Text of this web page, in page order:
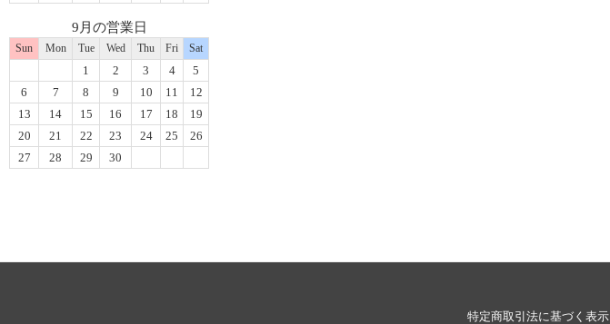
9月の営業日
Sun Mon Tue Wed Thu Fri Sat
1 2 3 4
5
6
7 8 9 10 11
12
13
14 15 16 17 18
19
20
21 22 23 24 25
26
27
28 29 30
特定商取引法に基づく表示